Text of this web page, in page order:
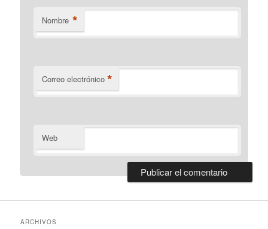
Nombre *
Correo electrónico *
Web
ARCHIVOS